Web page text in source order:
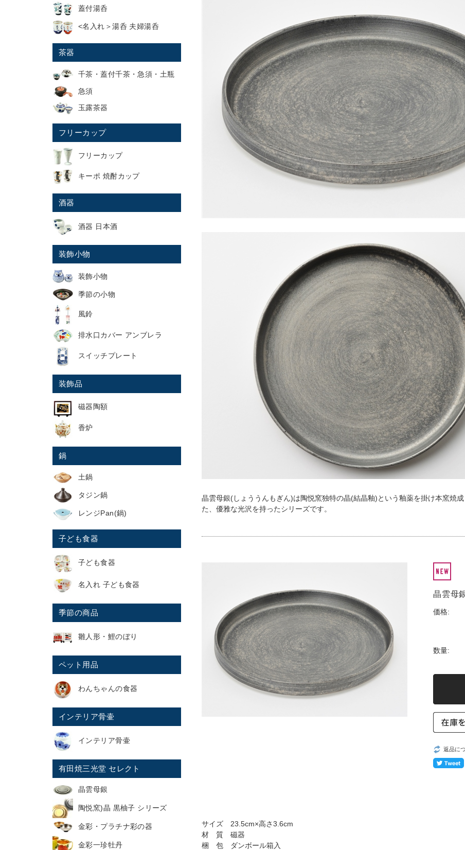
晶雲母銀(しょううんもぎん)は陶悦窯独特の晶(結晶釉)という釉薬を掛け本窯焼
た、優雅な光沢を持ったシリーズです。
晶雲母
価格:
数量:
返品に
サイズ 23.5cm×高さ3.6cm
材 質 磁器
梱 包 ダンボール箱入
蓋付湯呑
<名入れ＞湯呑 夫婦湯呑
茶器
千茶・蓋付千茶・急須・土瓶
急須
玉露茶器
フリーカップ
フリーカップ
キーポ 焼酎カップ
酒器
酒器 日本酒
装飾小物
装飾小物
季節の小物
風鈴
排水口カバー アンブレラ
スイッチプレート
装飾品
磁器陶額
香炉
鍋
土鍋
タジン鍋
レンジPan(鍋)
子ども食器
子ども食器
名入れ 子ども食器
季節の商品
雛人形・鯉のぼり
ペット用品
わんちゃんの食器
インテリア骨壷
インテリア骨壷
有田焼三光堂 セレクト
晶雲母銀
陶悦窯)晶 黒柚子 シリーズ
金彩・プラチナ彩の器
金彩一珍牡丹